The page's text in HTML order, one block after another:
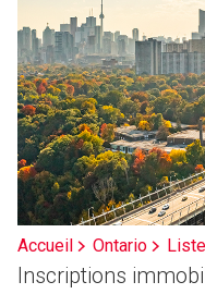
Accueil Ontario
Inscriptions